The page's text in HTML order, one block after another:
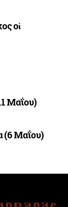
οἱ
Μαΐου)
(6 Μαΐου)